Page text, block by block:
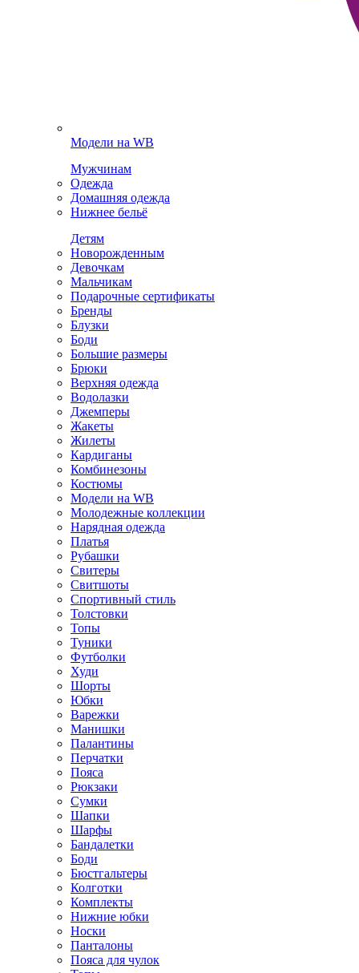
Модели на WB
Мужчинам
Одежда
Домашняя одежда
Нижнее бельё
Детям
Новорожденным
Девочкам
Мальчикам
Подарочные сертификаты
Бренды
Блузки
Боди
Большие размеры
Брюки
Верхняя одежда
Водолазки
Джемперы
Жакеты
Жилеты
Кардиганы
Комбинезоны
Костюмы
Модели на WB
Молодежные коллекции
Нарядная одежда
Платья
Рубашки
Свитеры
Свитшоты
Спортивный стиль
Толстовки
Топы
Туники
Футболки
Худи
Шорты
Юбки
Варежки
Манишки
Палантины
Перчатки
Пояса
Рюкзаки
Сумки
Шапки
Шарфы
Бандалетки
Боди
Бюстгальтеры
Колготки
Комплекты
Нижние юбки
Носки
Панталоны
Поясa для чулок